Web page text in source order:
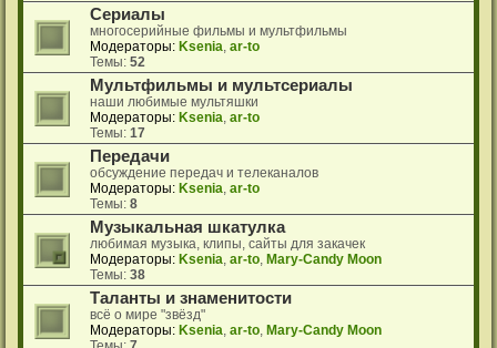
Сериалы
многосерийные фильмы и мультфильмы
Модераторы: Ksenia ar-to
Темы: 52
Мультфильмы и мультсериалы
наши любимые мультяшки
Модераторы: Ksenia ar-to
Темы: 17
Передачи
обсуждение передач и телеканалов
Модераторы: Ksenia ar-to
Темы: 8
Музыкальная шкатулка
любимая музыка, клипы, сайты для закачек
Модераторы: Ksenia ar-to Mary-Candy Moon
Темы: 38
Таланты и знаменитости
всё о мире "звёзд"
Модераторы: Ksenia ar-to Mary-Candy Moon